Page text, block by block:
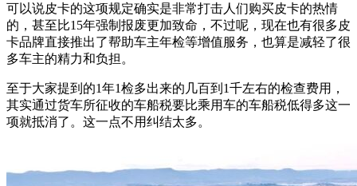
可以说皮卡的这项规定确实是非常打击人们购买皮卡的热情
的，甚至比15年强制报废更加致命，不过呢，现在也有很多皮
卡品牌直接推出了帮助车主年检等增值服务，也算是减轻了很
多车主的精力和负担。
至于大家提到的1年1检多出来的几百到1千左右的检查费用，
其实通过货车所征收的车船税要比乘用车的车船税低得多这一
项就抵消了。这一点不用纠结太多。